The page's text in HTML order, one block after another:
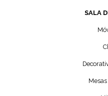
SALA